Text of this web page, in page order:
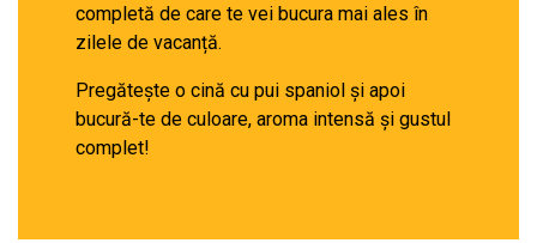
completă de care te vei bucura mai ales în
zilele de vacanță.
Pregătește o cină cu pui spaniol și apoi
bucură-te de culoare, aroma intensă și gustul
complet!